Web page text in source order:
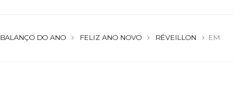
BALANÇO DO ANO FELIZ ANO NOVO RÉVEILLON
EM